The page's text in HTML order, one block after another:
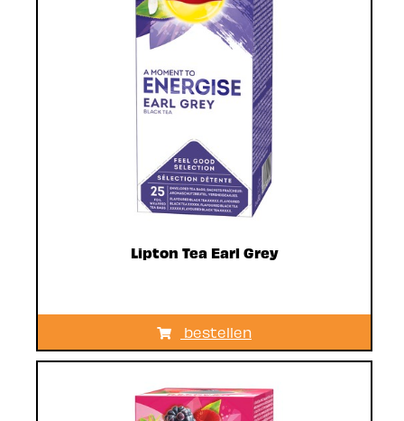
Lipton Tea Earl Grey
bestellen